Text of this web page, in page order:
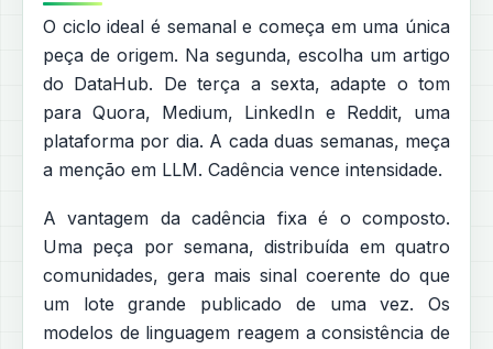
O ciclo ideal é semanal e começa em uma única
peça de origem. Na segunda, escolha um artigo
do DataHub. De terça a sexta, adapte o tom
para Quora, Medium, LinkedIn e Reddit, uma
plataforma por dia. A cada duas semanas, meça
a menção em LLM. Cadência vence intensidade.
A vantagem da cadência fixa é o composto.
Uma peça por semana, distribuída em quatro
comunidades, gera mais sinal coerente do que
um lote grande publicado de uma vez. Os
modelos de linguagem reagem a consistência de